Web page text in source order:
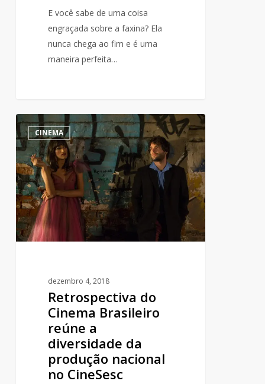
E você sabe de uma coisa
engraçada sobre a faxina? Ela
nunca chega ao fim e é uma
maneira perfeita…
Retrospectiva
do
Cinema
Brasileiro
reúne
a
diversidade
da
produção
CineSesc
CINEMA
dezembro 4, 2018
Retrospectiva do
Cinema Brasileiro
reúne a
diversidade da
produção nacional
no CineSesc
1